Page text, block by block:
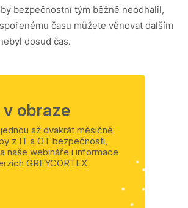
bezpečnostní tým běžně neodhalil,
času můžete věnovat dalším
dosud čas.